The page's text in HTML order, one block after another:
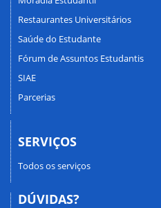
Restaurantes Universitários
Saúde do Estudante
Fórum de Assuntos Estudantis
SIAE
Parcerias
SERVIÇOS
Todos os serviços
DÚVIDAS?